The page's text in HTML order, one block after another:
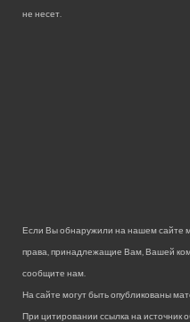
не несет.
Если Вы обнаружили на нашем сайте
права, принадлежащие Вам, Вашей
сообщите нам.
На сайте могут быть опубликованы
При цитировании ссылка на источник